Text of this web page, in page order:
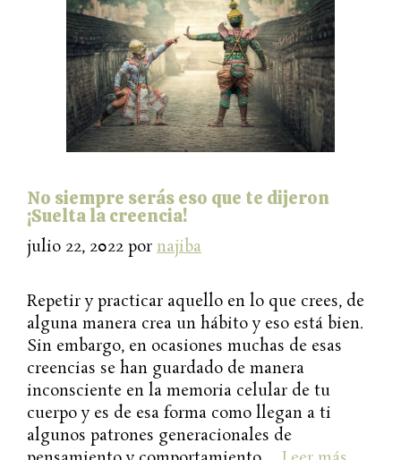
No siempre serás eso que te dijeron
¡Suelta la creencia!
julio 22, 2022 por najiba
Repetir y practicar aquello en lo que crees, de
alguna manera crea un hábito y eso está bien.
Sin embargo, en ocasiones muchas de esas
creencias se han guardado de manera
inconsciente en la memoria celular de tu
cuerpo y es de esa forma como llegan a ti
algunos patrones generacionales de